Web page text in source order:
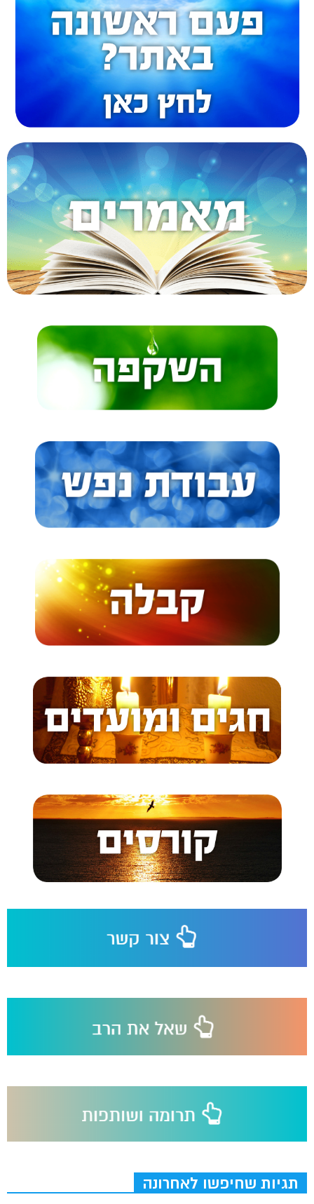
תגיות שחיפשו לאחרונה